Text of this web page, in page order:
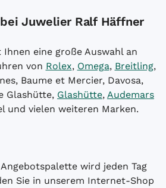
Juwelier Ralf Häffner
eine große Auswahl an
von Rolex, Omega, Breitling,
Baume et Mercier, Davosa,
Glashütte, Glashütte, Audemars
und vielen weiteren Marken.
wird jeden Tag
Sie in unserem Internet-Shop